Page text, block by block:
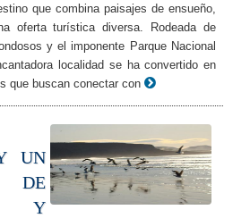
que combina paisajes de ensueño,
oferta turística diversa. Rodeada de
y el imponente Parque Nacional
localidad se ha convertido en
que buscan conectar con
UN
Y